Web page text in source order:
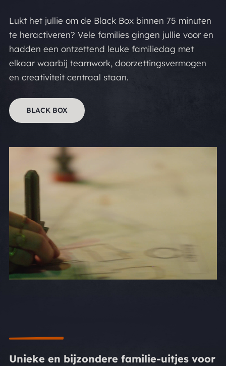
Lukt het jullie om de Black Box binnen 75 minuten
te heractiveren? Vele families gingen jullie voor en
hadden een ontzettend leuke familiedag met
elkaar waarbij teamwork, doorzettingsvermogen
en creativiteit centraal staan.
BLACK BOX
Unieke en bijzondere familie-uitjes voor